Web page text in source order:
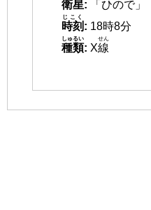
衛星:
「ひので」
時刻
じこく
: 18時8分
種類
しゅるい
: X線
せん